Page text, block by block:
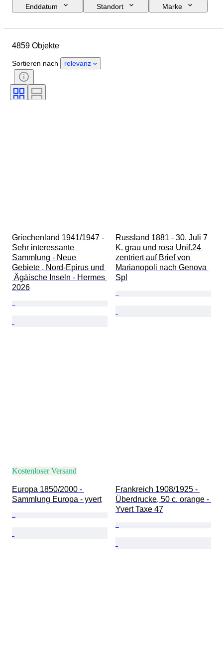
Enddatum
Standort
Marke
Zustand
Stil
Unterschrift
Einband
Auflage
Verkauft von
4859 Objekte
Sortieren nach relevanz
Griechenland 1941/1947 -
Sehr interessante
Sammlung - Neue
Gebiete , Nord-Epirus und
Ägäische Inseln - Hermes
2026
Russland 1881 - 30. Juli 7
K. grau und rosa Unif.24
zentriert auf Brief von
Marianopoli nach Genova
Spl
Kostenloser Versand
Europa 1850/2000 -
Sammlung Europa - yvert
Frankreich 1908/1925 -
Überdrucke, 50 c. orange -
Yvert Taxe 47